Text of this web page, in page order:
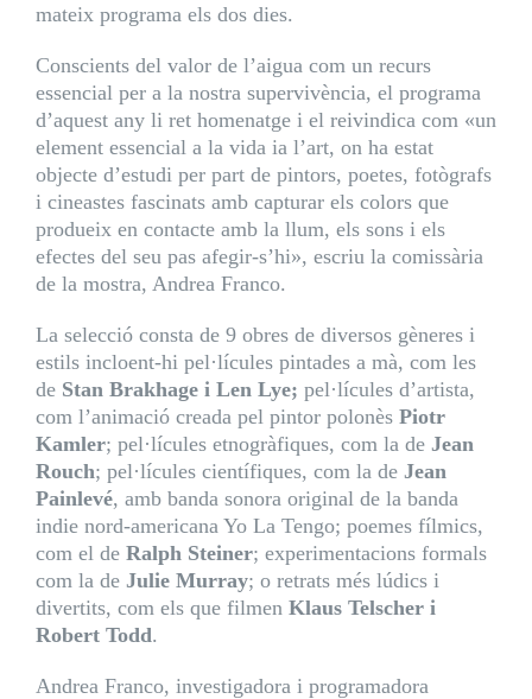
mateix programa els dos dies.
Conscients del valor de l’aigua com un recurs
essencial per a la nostra supervivència, el programa
d’aquest any li ret homenatge i el reivindica com «un
element essencial a la vida ia l’art, on ha estat
objecte d’estudi per part de pintors, poetes, fotògrafs
i cineastes fascinats amb capturar els colors que
produeix en contacte amb la llum, els sons i els
efectes del seu pas afegir-s’hi», escriu la comissària
de la mostra, Andrea Franco.
La selecció consta de 9 obres de diversos gèneres i
estils incloent-hi pel·lícules pintades a mà, com les
de Stan Brakhage i Len Lye; pel·lícules d’artista,
com l’animació creada pel pintor polonès Piotr
Kamler; pel·lícules etnogràfiques, com la de Jean
Rouch; pel·lícules científiques, com la de Jean
Painlevé, amb banda sonora original de la banda
indie nord-americana Yo La Tengo; poemes fílmics,
com el de Ralph Steiner; experimentacions formals
com la de Julie Murray; o retrats més lúdics i
divertits, com els que filmen Klaus Telscher i
Robert Todd.
Andrea Franco, investigadora i programadora